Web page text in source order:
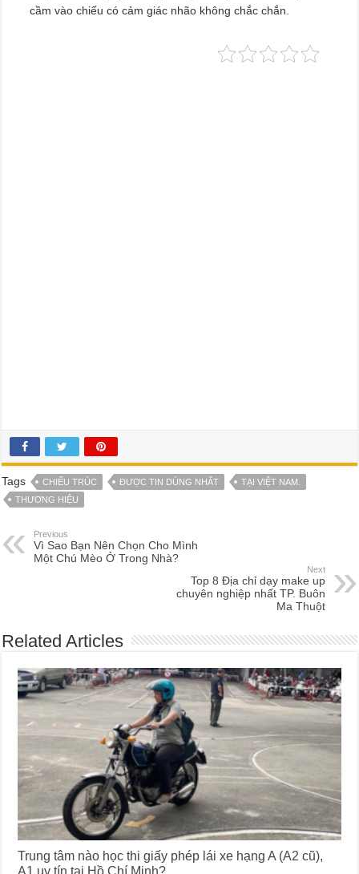
cầm vào chiếu có cảm giác nhão không chắc chắn.
Tags CHIẾU TRÚC ĐƯỢC TIN DÙNG NHẤT
TẠI VIỆT NAM.
THƯƠNG HIỆU
Previous
Vì Sao Bạn Nên Chọn Cho Mình
Một Chú Mèo Ở Trong Nhà?
Next
Top 8 Địa chỉ dạy make up
chuyên nghiệp nhất TP. Buôn
Ma Thuột
Related Articles
Trung tâm nào học thi giấy phép lái xe hạng A (A2 cũ),
A1 uy tín tại Hồ Chí Minh?